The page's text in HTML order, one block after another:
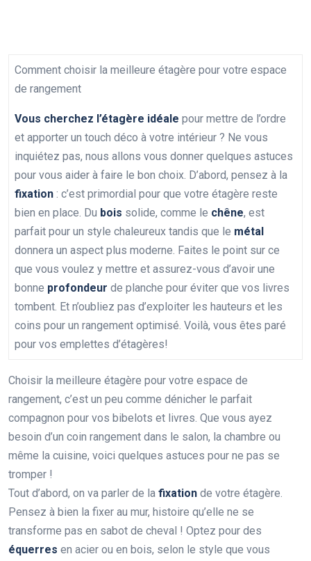
Comment choisir la meilleure étagère pour votre espace
de rangement
Vous cherchez l’étagère idéale pour mettre de l’ordre
et apporter un touch déco à votre intérieur ? Ne vous
inquiétez pas, nous allons vous donner quelques astuces
pour vous aider à faire le bon choix. D’abord, pensez à la
fixation : c’est primordial pour que votre étagère reste
bien en place. Du bois solide, comme le chêne, est
parfait pour un style chaleureux tandis que le métal
donnera un aspect plus moderne. Faites le point sur ce
que vous voulez y mettre et assurez-vous d’avoir une
bonne profondeur de planche pour éviter que vos livres
tombent. Et n’oubliez pas d’exploiter les hauteurs et les
coins pour un rangement optimisé. Voilà, vous êtes paré
pour vos emplettes d’étagères!
Choisir la meilleure étagère pour votre espace de
rangement, c’est un peu comme dénicher le parfait
compagnon pour vos bibelots et livres. Que vous ayez
besoin d’un coin rangement dans le salon, la chambre ou
même la cuisine, voici quelques astuces pour ne pas se
tromper !
Tout d’abord, on va parler de la fixation de votre étagère.
Pensez à bien la fixer au mur, histoire qu’elle ne se
transforme pas en sabot de cheval ! Optez pour des
équerres en acier ou en bois, selon le style que vous